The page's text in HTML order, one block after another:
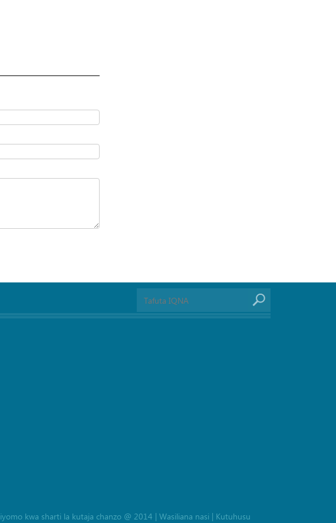
kwa sharti la kutaja chanzo @ 2014 | Wasiliana nasi | Kutuhusu